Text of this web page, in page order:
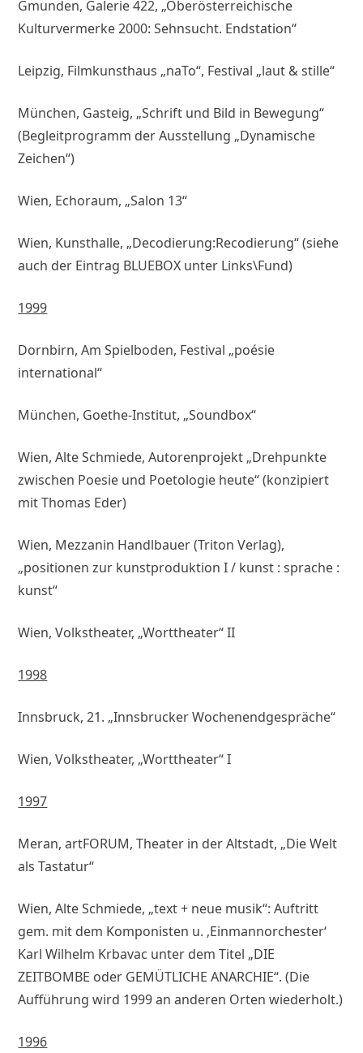
Gmunden, Galerie 422, „Oberösterreichische
Kulturvermerke 2000: Sehnsucht. Endstation“
Leipzig, Filmkunsthaus „naTo“, Festival „laut & stille“
München, Gasteig, „Schrift und Bild in Bewegung“
(Begleitprogramm der Ausstellung „Dynamische
Zeichen“)
Wien, Echoraum, „Salon 13“
Wien, Kunsthalle, „Decodierung:Recodierung“ (siehe
auch der Eintrag BLUEBOX unter Links\Fund)
1999
Dornbirn, Am Spielboden, Festival „poésie
international“
München, Goethe-Institut, „Soundbox“
Wien, Alte Schmiede, Autorenprojekt „Drehpunkte
zwischen Poesie und Poetologie heute“ (konzipiert
mit Thomas Eder)
Wien, Mezzanin Handlbauer (Triton Verlag),
„positionen zur kunstproduktion I / kunst : sprache :
kunst“
Wien, Volkstheater, „Worttheater“ II
1998
Innsbruck, 21. „Innsbrucker Wochenendgespräche“
Wien, Volkstheater, „Worttheater“ I
1997
Meran, artFORUM, Theater in der Altstadt, „Die Welt
als Tastatur“
Wien, Alte Schmiede, „text + neue musik“: Auftritt
gem. mit dem Komponisten u. ‚Einmannorchester‘
Karl Wilhelm Krbavac unter dem Titel „DIE
ZEITBOMBE oder GEMÜTLICHE ANARCHIE“. (Die
Aufführung wird 1999 an anderen Orten wiederholt.)
1996